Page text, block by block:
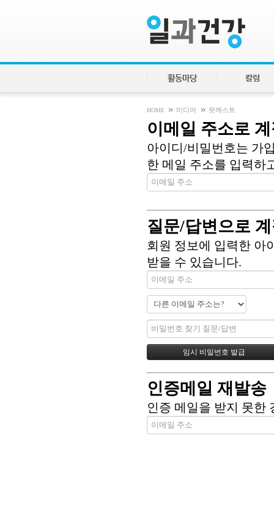
활동마당 칼럼
HOME » 미디어 » 팟캐스트
이메일 주소로
아이디/비밀번호는 가
한 메일 주소를 입력하
질문/답변으로
회원 정보에 입력한 아
받을 수 있습니다.
인증메일 재발송
인증 메일을 받지 못한